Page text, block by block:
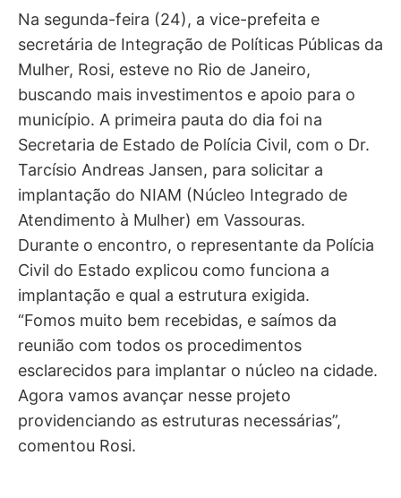
Na segunda-feira (24), a vice-prefeita e
secretária de Integração de Políticas Públicas da
Mulher, Rosi, esteve no Rio de Janeiro,
buscando mais investimentos e apoio para o
município. A primeira pauta do dia foi na
Secretaria de Estado de Polícia Civil, com o Dr.
Tarcísio Andreas Jansen, para solicitar a
implantação do NIAM (Núcleo Integrado de
Atendimento à Mulher) em Vassouras.
Durante o encontro, o representante da Polícia
Civil do Estado explicou como funciona a
implantação e qual a estrutura exigida.
“Fomos muito bem recebidas, e saímos da
reunião com todos os procedimentos
esclarecidos para implantar o núcleo na cidade.
Agora vamos avançar nesse projeto
providenciando as estruturas necessárias”,
comentou Rosi.